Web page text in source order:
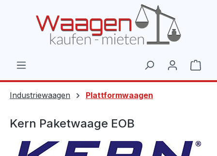
Industriewaagen Plattformwaagen
Kern Paketwaage EOB